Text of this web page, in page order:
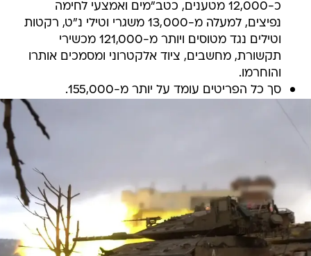
כ-12,000 מטענים, כטב"מים ואמצעי לחימה
נפיצים, למעלה מ-13,000 משגרי וטילי נ"ט, רקטות
וטילים נגד מטוסים ויותר מ-121,000 מכשירי
תקשורת, מחשבים, ציוד אלקטרוני ומסמכים אותרו
והוחרמו.
סך כל הפריטים עומד על יותר מ-155,000.